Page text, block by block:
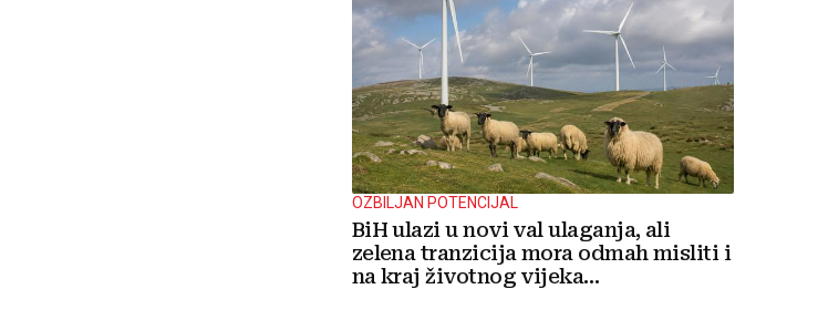
OZBILJAN POTENCIJAL
BiH ulazi u novi val ulaganja, ali
zelena tranzicija mora odmah misliti i
na kraj životnog vijeka